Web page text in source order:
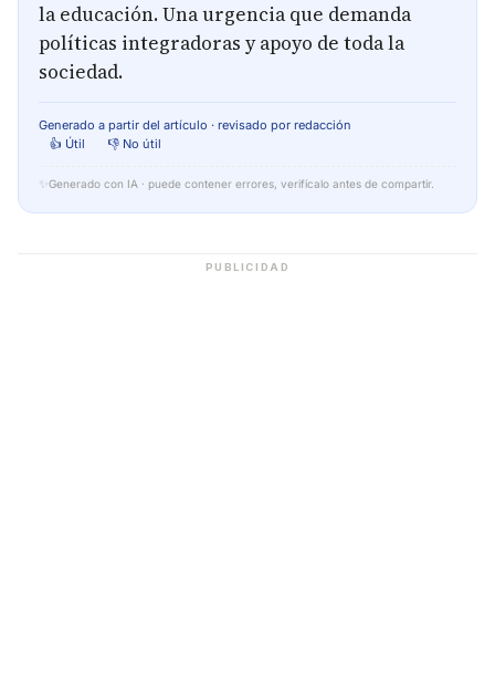
la educación. Una urgencia que demanda
políticas integradoras y apoyo de toda la
sociedad.
Generado a partir del artículo · revisado por redacción
👍 Útil
👎 No útil
✨ Generado con IA · puede contener errores, verifícalo antes de compartir.
PUBLICIDAD